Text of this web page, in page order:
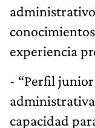
experiencia
- “Perfil
capacidad